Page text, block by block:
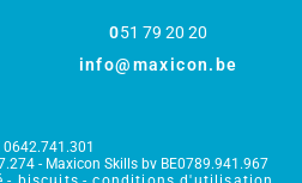
051 79 20 20
info@maxicon.be
0642.741.301
- Maxicon Skills bv BE0789.941.967